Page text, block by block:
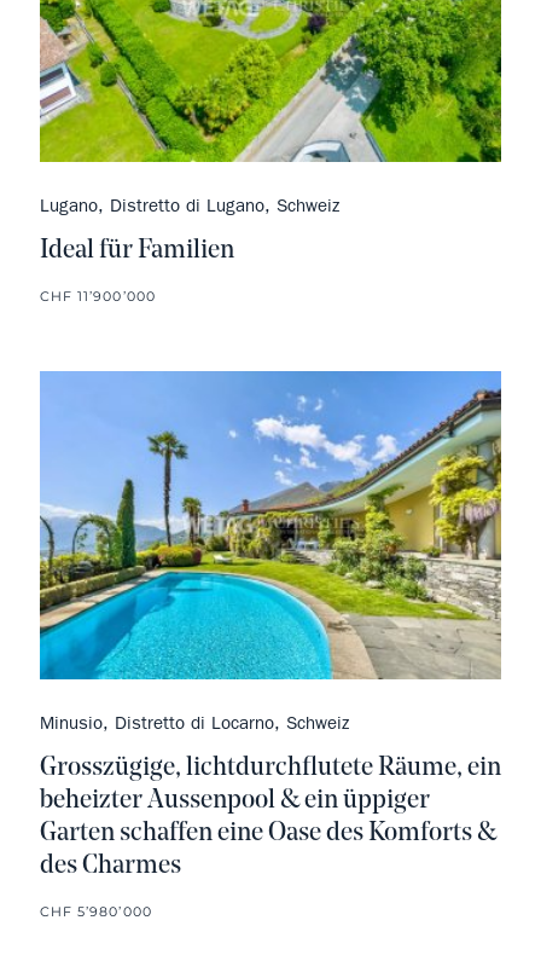
Lugano, Distretto di Lugano, Schweiz
Ideal für Familien
CHF 11’900’000
Minusio, Distretto di Locarno, Schweiz
Grosszügige, lichtdurchflutete Räume, ein
beheizter Aussenpool & ein üppiger
Garten schaffen eine Oase des Komforts &
des Charmes
CHF 5’980’000